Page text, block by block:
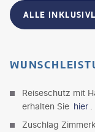
ALLE
Reiseschutz mit
erhalten Sie hier
Zuschlag